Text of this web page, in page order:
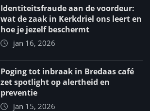
Identiteitsfraude aan de voordeur:
wat de zaak in Kerkdriel ons leert en
hoe je jezelf beschermt
jan 16, 2026
Poging tot inbraak in Bredaas café
zet spotlight op alertheid en
preventie
jan 15, 2026